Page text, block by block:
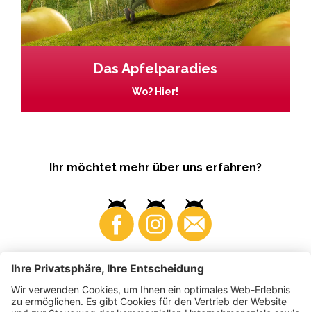
Das Apfelparadies
Wo? Hier!
Ihr möchtet mehr über uns erfahren?
Business Produzenten